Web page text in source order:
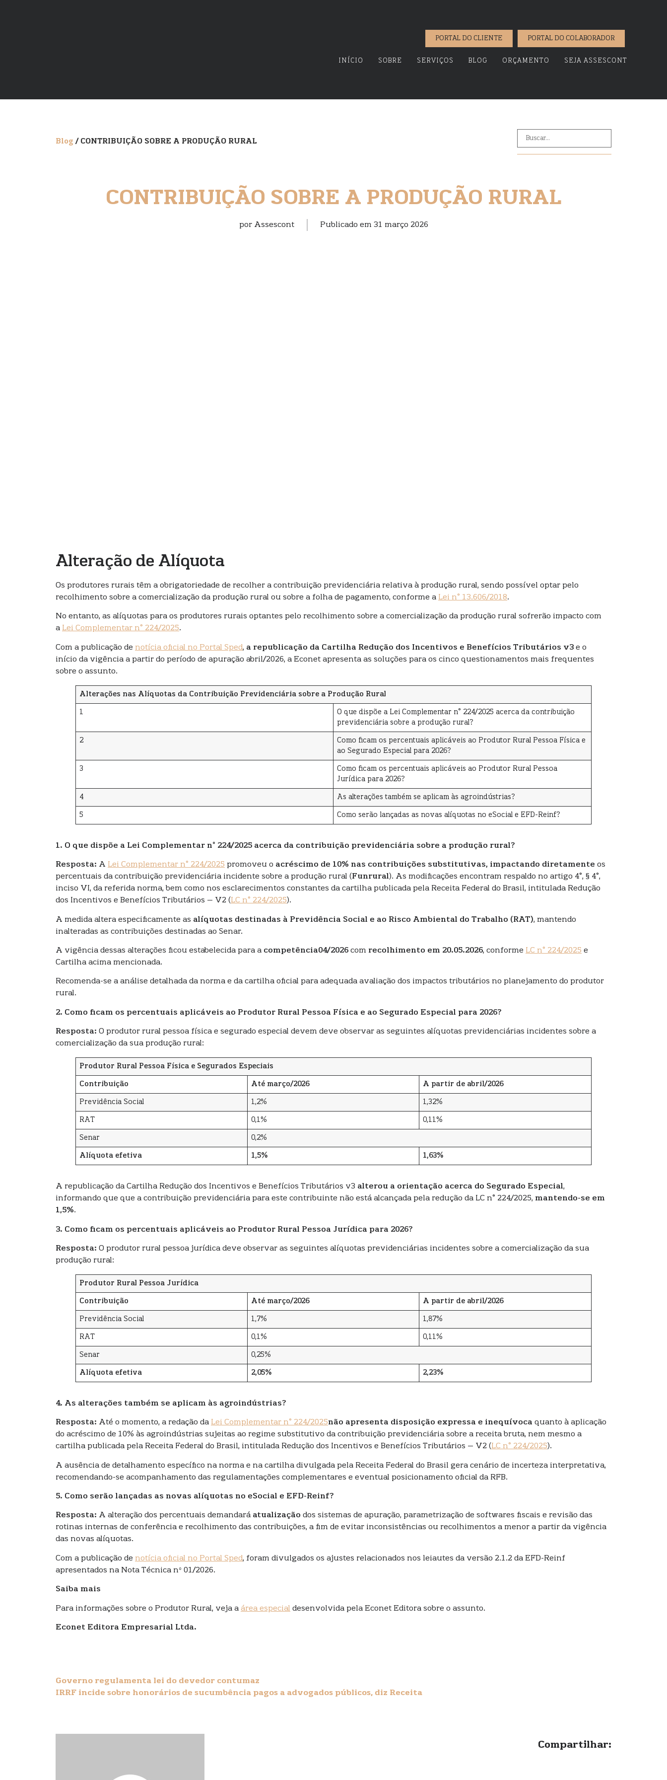
PORTAL DO CLIENTE PORTAL DO COLABORADOR
INÍCIO SOBRE SERVIÇOS BLOG ORÇAMENTO SEJA ASSESCONT
Blog/ CONTRIBUIÇÃO SOBRE A PRODUÇÃO RURAL
CONTRIBUIÇÃO SOBRE A PRODUÇÃO RURAL
por Assescont Publicado em 31 março 2026
Alteração de Alíquota
Os produtores rurais têm a obrigatoriedade de recolher a contribuição previdenciária relativa à produção rural, sendo possível optar pelo
recolhimento sobre a comercialização da produção rural ou sobre a folha de pagamento, conforme a Lei n° 13.606/2018.
No entanto, as alíquotas para os produtores rurais optantes pelo recolhimento sobre a comercialização da produção rural sofrerão impacto com
a Lei Complementar n° 224/2025.
Com a publicação de notícia oficial no Portal Sped, a republicação da Cartilha Redução dos Incentivos e Benefícios Tributários v3 e o
início da vigência a partir do período de apuração abril/2026, a Econet apresenta as soluções para os cinco questionamentos mais frequentes
sobre o assunto.
Alterações nas Alíquotas da Contribuição Previdenciária sobre a Produção Rural
1
O que dispõe a Lei Complementar n° 224/2025 acerca da contribuição
previdenciária sobre a produção rural?
2
Como ficam os percentuais aplicáveis ao Produtor Rural Pessoa Física e
ao Segurado Especial para 2026?
3
Como ficam os percentuais aplicáveis ao Produtor Rural Pessoa
Jurídica para 2026?
4 As alterações também se aplicam às agroindústrias?
5 Como serão lançadas as novas alíquotas no eSocial e EFD-Reinf?
1. O que dispõe a Lei Complementar n° 224/2025 acerca da contribuição previdenciária sobre a produção rural?
Resposta: A Lei Complementar n° 224/2025 promoveu o acréscimo de 10% nas contribuições substitutivas, impactando diretamente os
percentuais da contribuição previdenciária incidente sobre a produção rural (Funrural). As modificações encontram respaldo no artigo 4°, § 4°,
inciso VI, da referida norma, bem como nos esclarecimentos constantes da cartilha publicada pela Receita Federal do Brasil, intitulada Redução
dos Incentivos e Benefícios Tributários – V2 (LC n° 224/2025).
A medida altera especificamente as alíquotas destinadas à Previdência Social e ao Risco Ambiental do Trabalho (RAT), mantendo
inalteradas as contribuições destinadas ao Senar.
A vigência dessas alterações ficou estabelecida para a competência04/2026 com recolhimento em 20.05.2026, conforme LC n° 224/2025 e
Cartilha acima mencionada.
Recomenda-se a análise detalhada da norma e da cartilha oficial para adequada avaliação dos impactos tributários no planejamento do produtor
rural.
2. Como ficam os percentuais aplicáveis ao Produtor Rural Pessoa Física e ao Segurado Especial para 2026?
Resposta: O produtor rural pessoa física e segurado especial devem deve observar as seguintes alíquotas previdenciárias incidentes sobre a
comercialização da sua produção rural:
Produtor Rural Pessoa Física e Segurados Especiais
Contribuição Até março/2026 A partir de abril/2026
Previdência Social 1,2% 1,32%
RAT 0,1% 0,11%
Senar 0,2%
Alíquota efetiva 1,5% 1,63%
A republicação da Cartilha Redução dos Incentivos e Benefícios Tributários v3 alterou a orientação acerca do Segurado Especial,
informando que que a contribuição previdenciária para este contribuinte não está alcançada pela redução da LC n° 224/2025, mantendo-se em
1,5%.
3. Como ficam os percentuais aplicáveis ao Produtor Rural Pessoa Jurídica para 2026?
Resposta: O produtor rural pessoa jurídica deve observar as seguintes alíquotas previdenciárias incidentes sobre a comercialização da sua
produção rural:
Produtor Rural Pessoa Jurídica
Contribuição Até março/2026 A partir de abril/2026
Previdência Social 1,7% 1,87%
RAT 0,1% 0,11%
Senar 0,25%
Alíquota efetiva 2,05% 2,23%
4. As alterações também se aplicam às agroindústrias?
Resposta: Até o momento, a redação da Lei Complementar n° 224/2025não apresenta disposição expressa e inequívoca quanto à aplicação
do acréscimo de 10% às agroindústrias sujeitas ao regime substitutivo da contribuição previdenciária sobre a receita bruta, nem mesmo a
cartilha publicada pela Receita Federal do Brasil, intitulada Redução dos Incentivos e Benefícios Tributários – V2 (LC n° 224/2025).
A ausência de detalhamento específico na norma e na cartilha divulgada pela Receita Federal do Brasil gera cenário de incerteza interpretativa,
recomendando-se acompanhamento das regulamentações complementares e eventual posicionamento oficial da RFB.
5. Como serão lançadas as novas alíquotas no eSocial e EFD-Reinf?
Resposta: A alteração dos percentuais demandará atualização dos sistemas de apuração, parametrização de softwares fiscais e revisão das
rotinas internas de conferência e recolhimento das contribuições, a fim de evitar inconsistências ou recolhimentos a menor a partir da vigência
das novas alíquotas.
Com a publicação de notícia oficial no Portal Sped, foram divulgados os ajustes relacionados nos leiautes da versão 2.1.2 da EFD-Reinf
apresentados na Nota Técnica nº 01/2026.
Saiba mais
Para informações sobre o Produtor Rural, veja a área especial desenvolvida pela Econet Editora sobre o assunto.
Econet Editora Empresarial Ltda.
Governo regulamenta lei do devedor contumaz
IRRF incide sobre honorários de sucumbência pagos a advogados públicos, diz Receita
Compartilhar: